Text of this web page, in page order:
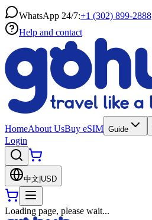
WhatsApp 24/7:+1 (302) 899-2888
Help and contact
HomeAbout UsBuy eSIM Guide
Login
中文 USD
Loading page, please wait...